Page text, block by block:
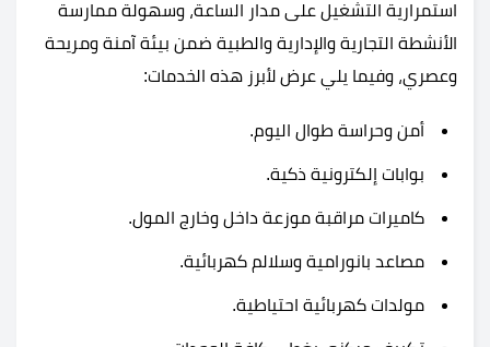
استمرارية التشغيل على مدار الساعة، وسهولة ممارسة
الأنشطة التجارية والإدارية والطبية ضمن بيئة آمنة ومريحة
وعصري، وفيما يلي عرض لأبرز هذه الخدمات:
أمن وحراسة طوال اليوم.
بوابات إلكترونية ذكية.
كاميرات مراقبة موزعة داخل وخارج المول.
مصاعد بانورامية وسلالم كهربائية.
مولدات كهربائية احتياطية.